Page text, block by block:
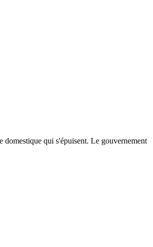
domestique qui s'épuisent. Le gouvernement